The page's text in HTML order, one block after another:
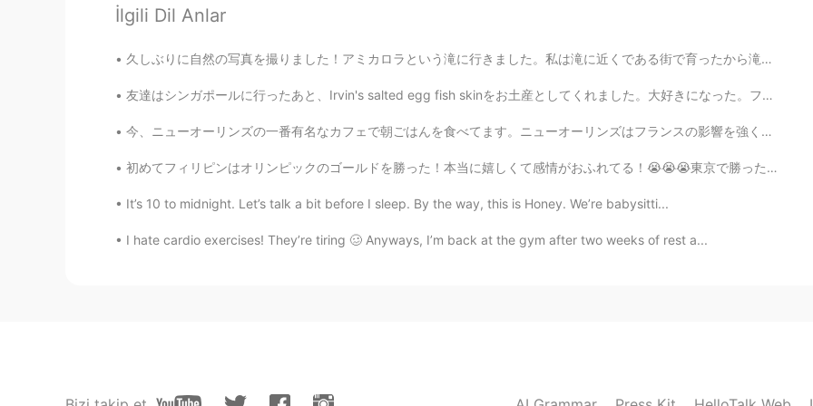
私 もいつも人を慰める時に使うのに、その表現が嫌いだ。
私はわがままだと思う のに、 「やさしい」 と 「素直」と言われる。
私は、怠ける時も、努力する時もある。
なのか、いつも自分に聞く。
İlgili Dil Anlar
久しぶりに自然の写真を撮りました！アミカロラという滝に行きました。私は滝に近くである街で育ったから滝の周りに行くと癒されます。☺️ 以前の投稿で、私のおかしい指について書いて、こんな感じです。...
友達はシンガポールに行ったあと、Irvin's salted egg fish skinをお土産としてくれました。大好きになった。フィリピンにもこれは人気があります。友達か家族はフィリピンに行け...
今、ニューオーリンズの一番有名なカフェで朝ごはんを食べてます。ニューオーリンズはフランスの影響を強く受けています。そして、Street PartiesとMardi Grasで有名です。アメリカの...
初めてフィリピンはオリンピックのゴールドを勝った！本当に嬉しくて感情がおふれてる！😭😭😭東京で勝った！嬉しい！！！ 私の生涯では起こらないと思いきや！ 間違って、よかったです！😭😭😭 フィリ...
It’s 10 to midnight. Let’s talk a bit before I sleep. By the way, this is Honey. We’re babysitti...
I hate cardio exercises! They’re tiring 🥴 Anyways, I’m back at the gym after two weeks of rest a...